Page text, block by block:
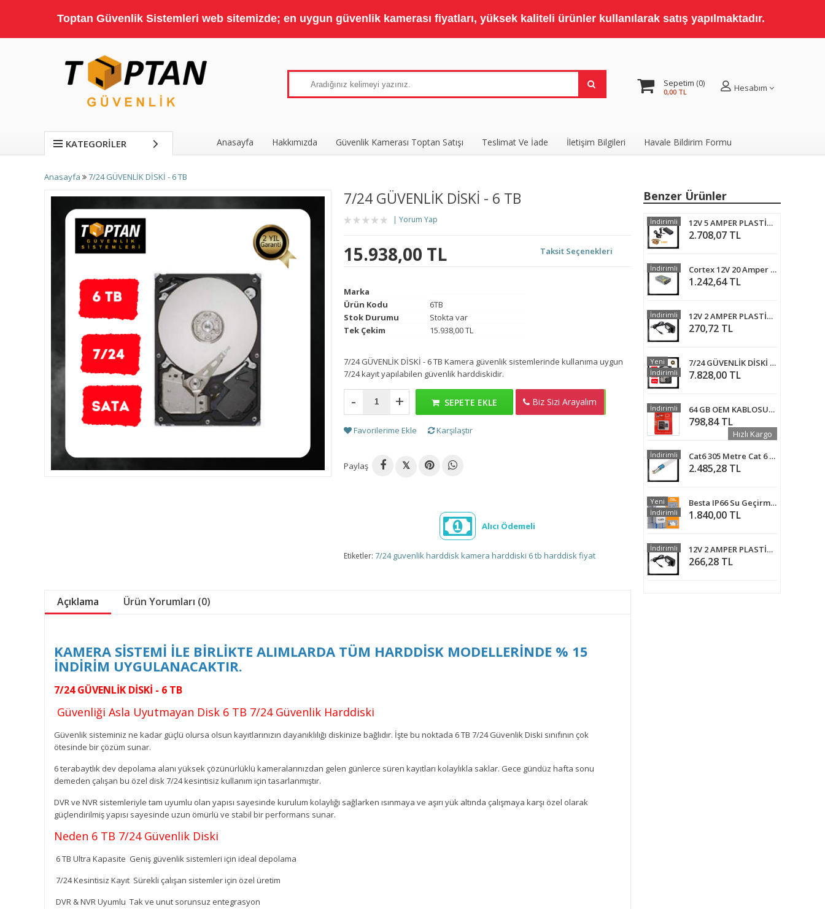
Toptan Güvenlik Sistemleri web sitemizde; en uygun güvenlik kamerası fiyatları, yüksek kaliteli ürünler kullanılarak satış yapılmaktadır.
Sepetim 0
0,00 TL Hesabım
KATEGORILER Anasayfa Hakkımızda Güvenlik Kamerası Toptan Satışı Teslimat Ve İade İletişim Bilgileri Havale Bildirim Formu
Anasayfa 7/24 GÜVENLİK DİSKİ - 6 TB
7/24 GÜVENLİK DİSKİ - 6 TB
Yorum Yap
15.938,00 TL Taksit Seçenekleri
Marka
Ürün Kodu
6TB
Stok Durumu
Stokta var
Tek Çekim
15.938,00 TL
7/24 GÜVENLİK DİSKİ - 6 TB Kamera güvenlik sistemlerinde kullanıma uygun
7/24 kayıt yapılabilen güvenlik harddiskidir.
- + SEPETE EKLE HEMEN AL
Favorilerime Ekle Karşılaştır
Biz Sizi Arayalım
Paylaş 𝕏
Alıcı Ödemeli
Etiketler: 7/24 guvenlik harddiskkamera harddiski 6 tb harddisk fiyat
Açıklama Ürün Yorumları (0)
KAMERA SİSTEMİ İLE BİRLİKTE ALIMLARDA TÜM HARDDİSK MODELLERİNDE % 15
İNDİRİM UYGULANACAKTIR.
7/24 GÜVENLİK DİSKİ - 6 TB
Güvenliği Asla Uyutmayan Disk 6 TB 7/24 Güvenlik Harddiski
Güvenlik sisteminiz ne kadar güçlü olursa olsun kayıtlarınızın dayanıklılığı diskinize bağlıdır. İşte bu noktada 6 TB 7/24 Güvenlik Diski sınıfının çok
ötesinde bir çözüm sunar.
6 terabaytlık dev depolama alanı yüksek çözünürlüklü kameralarınızdan gelen günlerce süren kayıtları kolaylıkla saklar. Gece gündüz hafta sonu
demeden çalışan bu özel disk 7/24 kesintisiz kullanım için tasarlanmıştır.
DVR ve NVR sistemleriyle tam uyumlu olan yapısı sayesinde kurulum kolaylığı sağlarken ısınmaya ve aşırı yük altında çalışmaya karşı özel olarak
güçlendirilmiş yapısı sayesinde uzun ömürlü ve stabil bir performans sunar.
Neden 6 TB 7/24 Güvenlik Diski
6 TB Ultra Kapasite Geniş güvenlik sistemleri için ideal depolama
7/24 Kesintisiz Kayıt Sürekli çalışan sistemler için özel üretim
DVR & NVR Uyumlu Tak ve unut sorunsuz entegrasyon
Benzer Ürünler
12V 5 AMPER PLASTİK SWITCH ADAPTÖR GÜVENLİK KAMERASI ADAPTÖRÜ 5 ADET
2.708,07 TL
İndirimli
Cortex 12V 20 Amper Metal Kasa Kamera Adaptörü MA-1220A
1.242,64 TL
İndirimli
12V 2 AMPER PLASTİK SWİTCH ADAPTÖR
270,72 TL
İndirimli
7/24 GÜVENLİK DİSKİ - 3 TB
7.828,00 TL
Yeni
İndirimli
64 GB OEM KABLOSUZ KAMERA İÇİN MICRO SD KART
798,84 TL
İndirimli
Hızlı Kargo
Cat6 305 Metre Cat 6 Kablo 23 AWG İp Kamera Kablosu ARNA-5635
2.485,28 TL
İndirimli
Besta IP66 Su Geçirmez 4 Port Outdoor Mini PoE Extender 3 Çıkış 1 Giriş , IEEE 802.3af/at 4 Kanal PoE Tekrarlayıcı
1.840,00 TL
Yeni
İndirimli
12V 2 AMPER PLASTİK SWİTCH ADAPTÖR
266,28 TL
İndirimli